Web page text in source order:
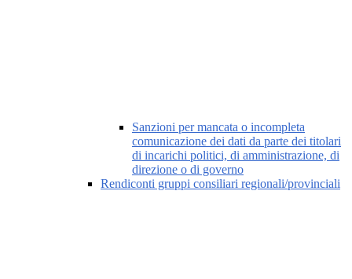
Sanzioni per mancata o incompleta
comunicazione dei dati da parte dei titolari
di incarichi politici, di amministrazione, di
direzione o di governo
Rendiconti gruppi consiliari regionali/provinciali